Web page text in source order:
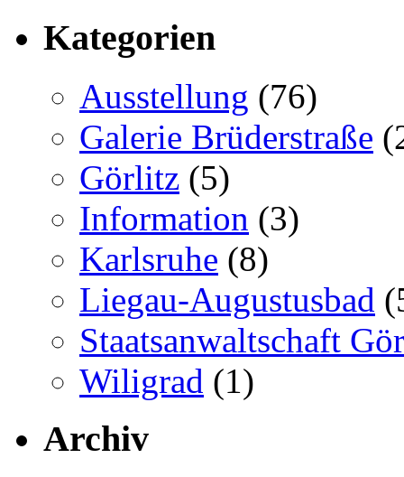
Kategorien
Ausstellung (76)
Galerie Brüderstraße
Görlitz (5)
Information (3)
Karlsruhe (8)
Liegau-Augustusbad
Staatsanwaltschaft
Wiligrad (1)
Archiv